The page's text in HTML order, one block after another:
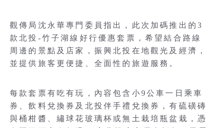
觀傳局沈永華專門委員指出，此次加碼推出的3
款北投-竹子湖線好行優惠套票，希望結合路線
周邊的景點及店家，振興北投在地觀光及經濟，
並提供旅客更便捷、全面性的旅遊服務。
每款套票有吃有玩，內容包含小9公車一日乘車
券、飲料兌換券及北投伴手禮兌換券，有硫磺磚
與桶柑醬、繡球花玻璃杯或無土栽培瓶盆栽，憑